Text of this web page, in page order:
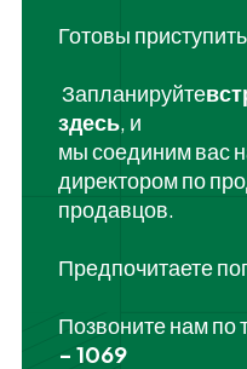
Готовы
‍ Запланируйте
здесь, и
мы соединим вас
директором по
продавцов.
Предпочитаете
Позвоните нам по
- 1069